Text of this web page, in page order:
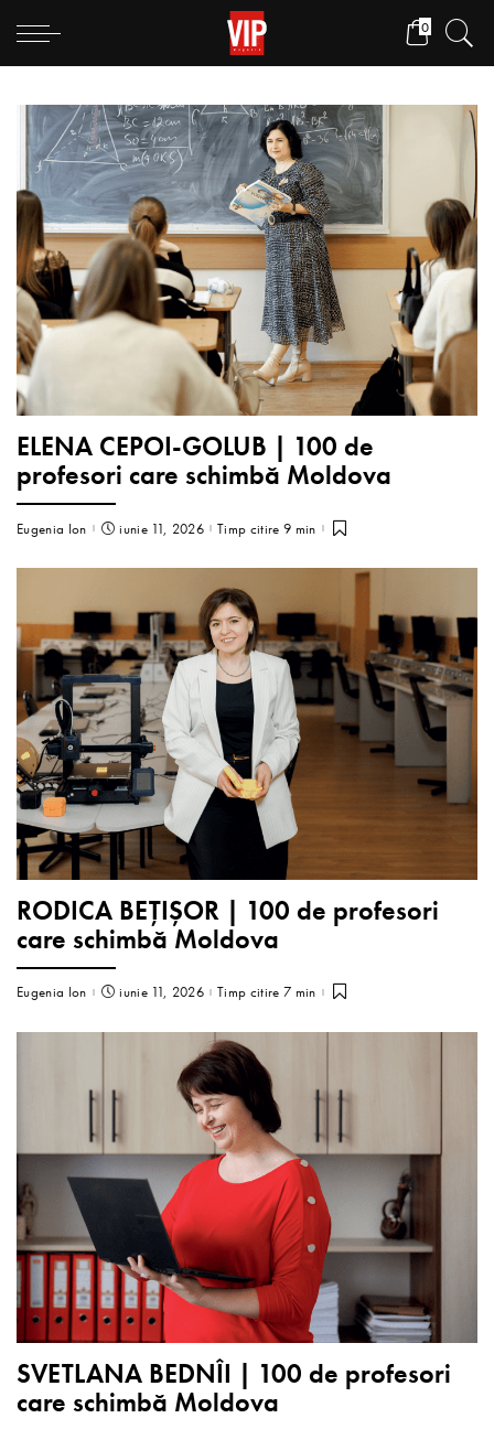
0
ELENA CEPOI-GOLUB | 100 de
profesori care schimbă Moldova
Eugenia Ion iunie 11, 2026 Timp citire 9 min
RODICA BEȚIȘOR | 100 de profesori
care schimbă Moldova
Eugenia Ion iunie 11, 2026 Timp citire 7 min
SVETLANA BEDNÎI | 100 de profesori
care schimbă Moldova